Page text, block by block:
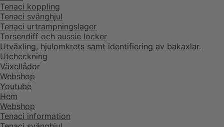
Tenaci koppling
Tenaci svänghjul
Tenaci urtrampningslager
Torsendiff och aussie locker
Utväxling, hjulomkrets samt identifiering av bakaxlar.
Utcheckning
Växellådor
Webshop
Youtube
Hem
Webshop
Tenaci information